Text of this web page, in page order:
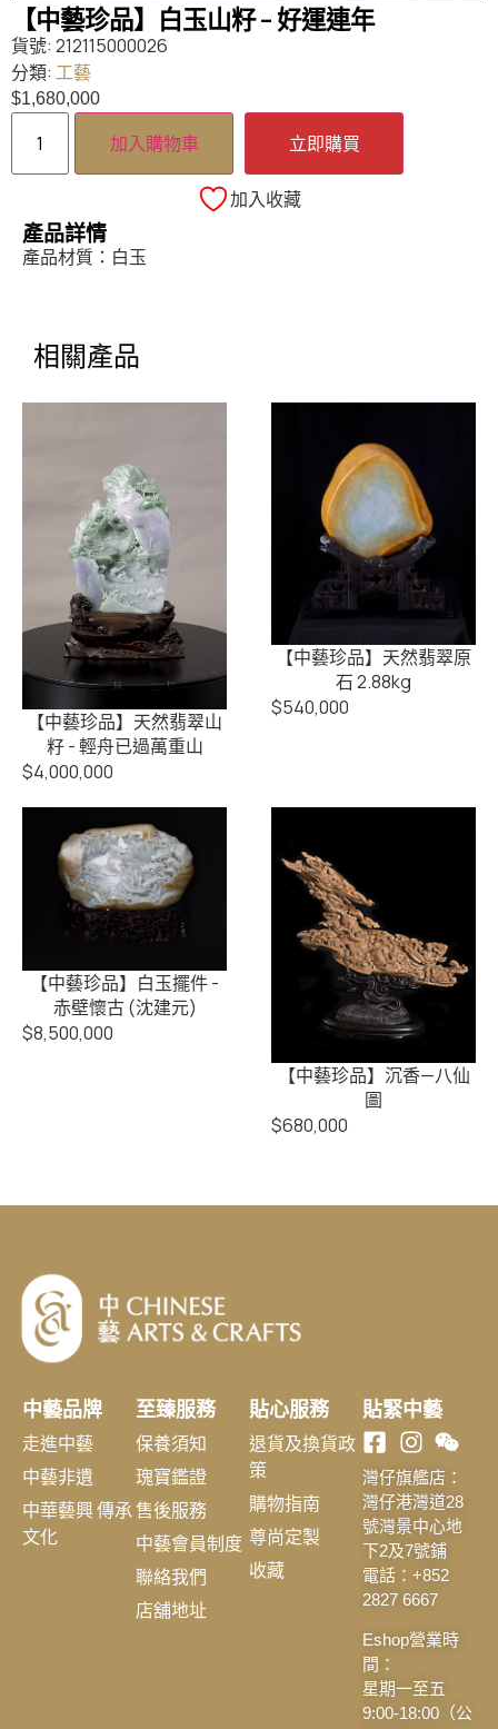
【中藝珍品】白玉山籽 – 好運連年
貨號: 212115000026
分類: 工藝
$1,680,000
加入購物車 立即購買
加入收藏
產品詳情
產品材質：白玉
相關產品
【中藝珍品】天然翡翠山
籽 - 輕舟已過萬重山
$4,000,000
【中藝珍品】天然翡翠原
石 2.88kg
$540,000
【中藝珍品】白玉擺件 -
赤壁懷古 (沈建元)
$8,500,000
【中藝珍品】沉香—八仙
圖
$680,000
中藝品牌
走進中藝
中藝非遺
中華藝興 傳承
文化
至臻服務
保養須知
瑰寶鑑證
售後服務
中藝會員制度
聯絡我們
店舖地址
貼心服務
退貨及換貨政
策
購物指南
尊尚定製
收藏
貼緊中藝
灣仔旗艦店：
灣仔港灣道28
號灣景中心地
下2及7號鋪
電話：+852
2827 6667
Eshop營業時
間：
星期一至五
9:00-18:00（公